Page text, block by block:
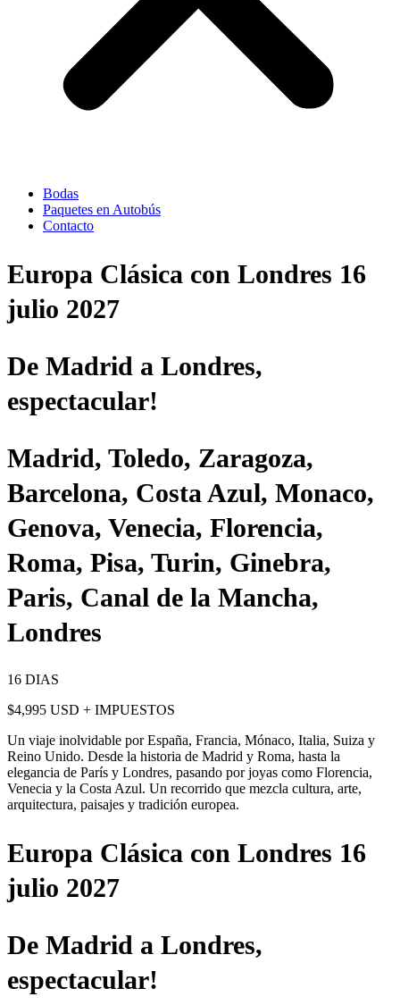
Bodas
Paquetes en Autobús
Contacto
Europa Clásica con Londres 16
julio 2027
De Madrid a Londres,
espectacular!
Madrid, Toledo, Zaragoza,
Barcelona, Costa Azul, Monaco,
Genova, Venecia, Florencia,
Roma, Pisa, Turin, Ginebra,
Paris, Canal de la Mancha,
Londres
16 DIAS
$4,995 USD + IMPUESTOS
Un viaje inolvidable por España, Francia, Mónaco, Italia, Suiza y
Reino Unido. Desde la historia de Madrid y Roma, hasta la
elegancia de París y Londres, pasando por joyas como Florencia,
Venecia y la Costa Azul. Un recorrido que mezcla cultura, arte,
arquitectura, paisajes y tradición europea.
Europa Clásica con Londres 16
julio 2027
De Madrid a Londres,
espectacular!